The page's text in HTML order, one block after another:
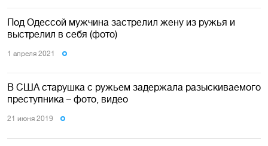
Под Одессой мужчина застрелил жену из ружья и
выстрелил в себя (фото)
1 апреля 2021
В США старушка с ружьем задержала разыскиваемого
преступника – фото, видео
21 июня 2019